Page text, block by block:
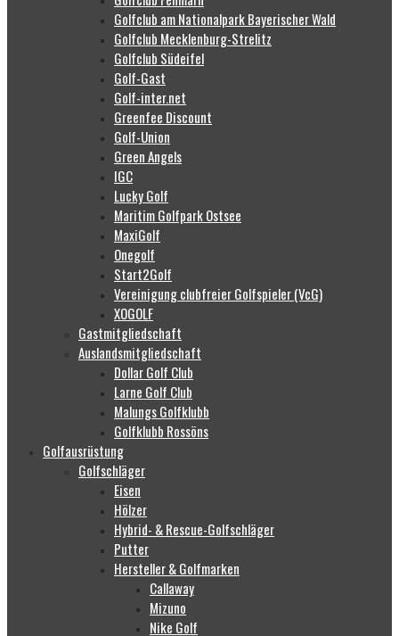
Golfclub am Nationalpark Bayerischer Wald
Golfclub Mecklenburg-Strelitz
Golfclub Südeifel
Golf-Gast
Golf-inter.net
Greenfee Discount
Golf-Union
Green Angels
IGC
Lucky Golf
Maritim Golfpark Ostsee
MaxiGolf
Onegolf
Start2Golf
Vereinigung clubfreier Golfspieler (VcG)
XOGOLF
Gastmitgliedschaft
Auslandsmitgliedschaft
Dollar Golf Club
Larne Golf Club
Malungs Golfklubb
Golfklubb Rossöns
Golfausrüstung
Golfschläger
Eisen
Hölzer
Hybrid- & Rescue-Golfschläger
Putter
Hersteller & Golfmarken
Callaway
Mizuno
Nike Golf